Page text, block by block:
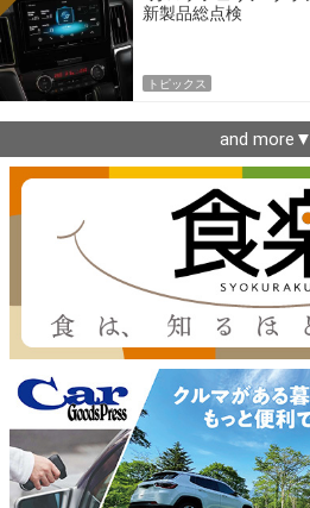
新製品総点検
トピックス
and more▼